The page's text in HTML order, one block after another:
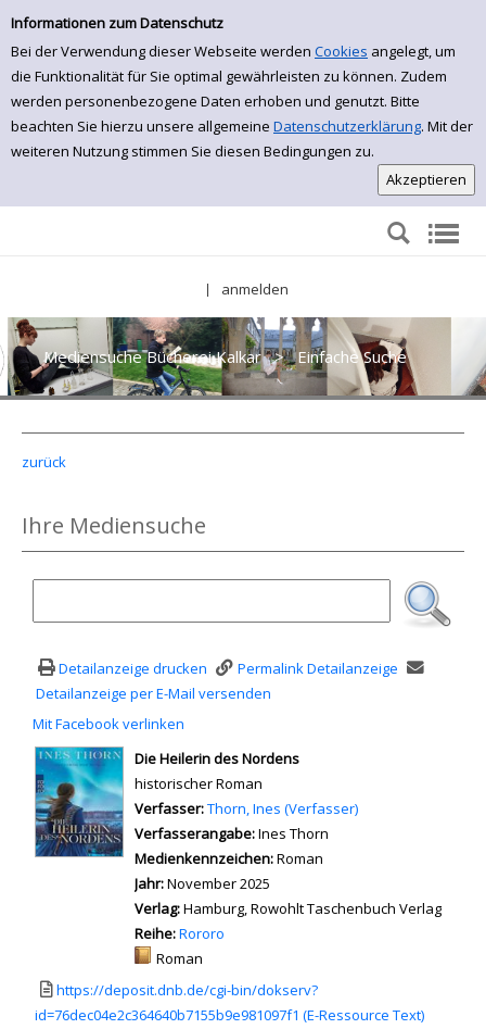
Einfache Suche
Informationen zum Datenschutz
Bei der Verwendung dieser Webseite werden Cookies angelegt, um
die Funktionalität für Sie optimal gewährleisten zu können. Zudem
werden personenbezogene Daten erhoben und genutzt. Bitte
beachten Sie hierzu unsere allgemeine Datenschutzerklärung. Mit der
weiteren Nutzung stimmen Sie diesen Bedingungen zu.
Zur Detailanzeige springen
| anmelden
Mediensuche Bücherei Kalkar>Einfache Suche
zurück
Ihre Mediensuche
Detailanzeige drucken
Permalink Detailanzeige
Detailanzeige per E-Mail versenden
Mit Facebook verlinken
wird in neuem Tab geöffnet
Die Heilerin des Nordens
historischer Roman
Verfasser:Suche nach diesem Verfasser
Thorn, Ines (Verfasser)
Verfasserangabe:Ines Thorn
Medienkennzeichen:Roman
Jahr:November 2025
Verlag:Hamburg, Rowohlt Taschenbuch Verlag
Reihe:Rororo
Mediengruppe:
Roman
Link zu einem externen Medieninhalt - wird in neuem Tab geöffnet
https://deposit.dnb.de/cgi-bin/dokserv?
id=76dec04e2c364640b7155b9e981097f1 (E-Ressource Text)